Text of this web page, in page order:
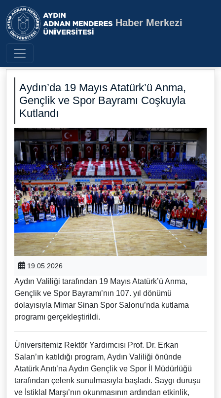
Aydın Adnan Menderes
Haber Merkezi
Aydın’da 19 Mayıs Atatürk’ü Anma,
Gençlik ve Spor Bayramı Coşkuyla
Kutlandı
19.05.2026
Aydın Valiliği tarafından 19 Mayıs Atatürk’ü Anma,
Gençlik ve Spor Bayramı’nın 107. yıl dönümü
dolayısıyla Mimar Sinan Spor Salonu’nda kutlama
programı gerçekleştirildi.
Üniversitemiz Rektör Yardımcısı Prof. Dr. Erkan
Salan’ın katıldığı program, Aydın Valiliği önünde
Atatürk Anıtı’na Aydın Gençlik ve Spor İl Müdürlüğü
tarafından çelenk sunulmasıyla başladı. Saygı duruşu
ve İstiklal Marşı’nın okunmasının ardından etkinlik,